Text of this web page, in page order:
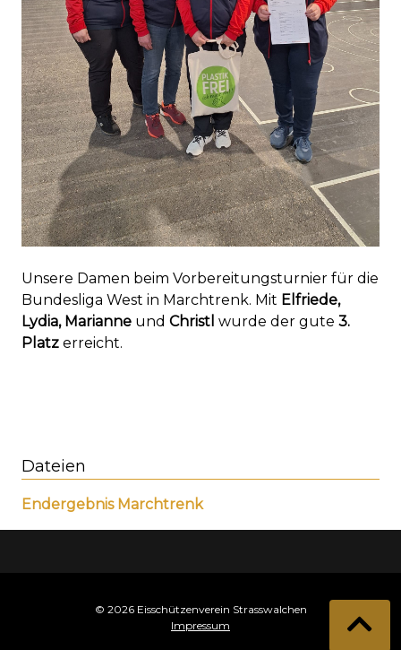
Unsere Damen beim Vorbereitungsturnier für die
Bundesliga West in Marchtrenk. Mit Elfriede,
Lydia, Marianne und Christl wurde der gute 3.
Platz erreicht.
Dateien
Endergebnis Marchtrenk
© 2026 Eisschützenverein Strasswalchen
Impressum